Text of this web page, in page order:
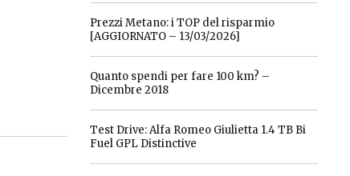
Prezzi Metano: i TOP del risparmio
[AGGIORNATO – 13/03/2026]
Quanto spendi per fare 100 km? –
Dicembre 2018
Test Drive: Alfa Romeo Giulietta 1.4 TB Bi
Fuel GPL Distinctive